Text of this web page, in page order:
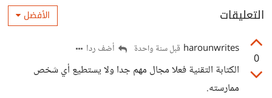
التعليقات الأفضل
0
harounwrites قبل سنة واحدة أضف ردا
الكتابة التقنية فعلا مجال مهم جدا ولا يستطيع أي شخص
ممارسته.